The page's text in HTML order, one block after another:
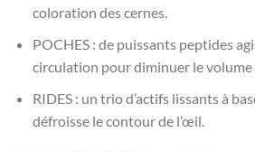
coloration des cernes.
POCHES : de puissants peptides
circulation pour diminuer le volume
RIDES : un trio d’actifs lissants à
défroisse le contour de l’œil.